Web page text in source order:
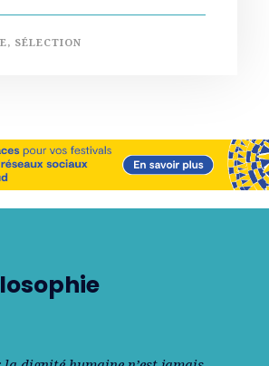
, SÉLECTION